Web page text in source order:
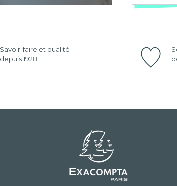
Savoir-faire et qualité
depuis 1928